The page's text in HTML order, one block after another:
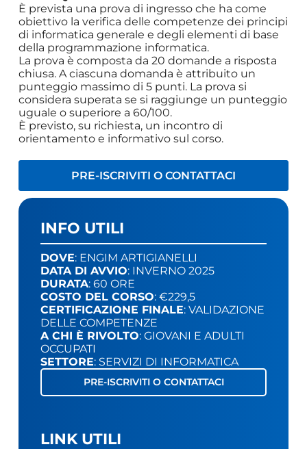
È prevista una prova di ingresso che ha come
obiettivo la verifica delle competenze dei principi
di informatica generale e degli elementi di base
della programmazione informatica.
La prova è composta da 20 domande a risposta
chiusa. A ciascuna domanda è attribuito un
punteggio massimo di 5 punti. La prova si
considera superata se si raggiunge un punteggio
uguale o superiore a 60/100.
È previsto, su richiesta, un incontro di
orientamento e informativo sul corso.
PRE-ISCRIVITI O CONTATTACI
INFO UTILI
DOVE: ENGIM ARTIGIANELLI
DATA DI AVVIO: INVERNO 2025
DURATA: 60 ORE
COSTO DEL CORSO: €229,5
CERTIFICAZIONE FINALE: VALIDAZIONE
DELLE COMPETENZE
A CHI È RIVOLTO: GIOVANI E ADULTI
OCCUPATI
SETTORE: SERVIZI DI INFORMATICA
PRE-ISCRIVITI O CONTATTACI
LINK UTILI